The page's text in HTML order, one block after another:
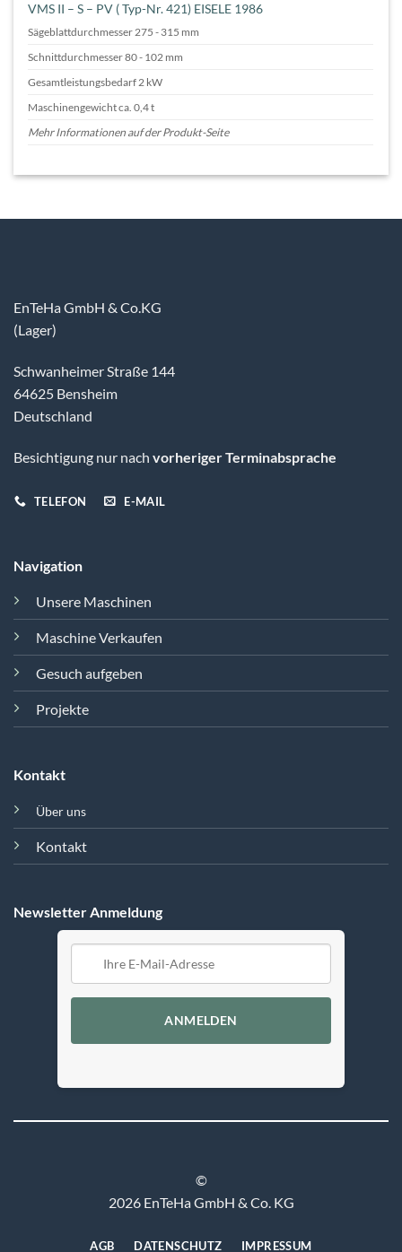
VMS II – S – PV ( Typ-Nr. 421) EISELE 1986
Sägeblattdurchmesser 275 - 315 mm
Schnittdurchmesser 80 - 102 mm
Gesamtleistungsbedarf 2 kW
Maschinengewicht ca. 0,4 t
Mehr Informationen auf der Produkt-Seite
EnTeHa GmbH & Co.KG
(Lager)
Schwanheimer Straße 144
64625 Bensheim
Deutschland
Besichtigung nur nach vorheriger Terminabsprache
TELEFON E-MAIL
Navigation
Unsere Maschinen
Maschine Verkaufen
Gesuch aufgeben
Projekte
Kontakt
Über uns
Kontakt
Newsletter Anmeldung
ANMELDEN
©
2026 EnTeHa GmbH & Co. KG
AGB DATENSCHUTZ IMPRESSUM